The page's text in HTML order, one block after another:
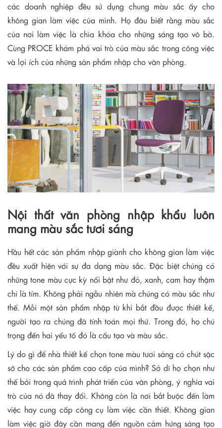
các doanh nghiệp đều sử dụng chung màu sắc ấy cho
không gian làm việc của mình. Họ đâu biết rằng màu sắc
của nơi làm việc là chìa khóa cho những sáng tạo vô bờ.
Cùng PROCE khám phá vai trò của màu sắc trong công việc
và lợi ích của những sản phẩm nhập cho văn phòng.
Nội thất văn phòng nhập khẩu luôn
mang màu sắc tươi sáng
Hầu hết các sản phẩm nhập giành cho không gian làm việc
đều xuất hiện với sự đa dạng màu sắc. Đặc biệt chúng có
những tone màu cực kỳ nổi bật như đỏ, xanh, cam hay thậm
chí là tím. Không phải ngẫu nhiên mà chúng có màu sắc như
thế. Mỗi một sản phẩm nhập từ khi bắt đầu được thiết kế,
người tạo ra chúng đã tính toán mọi thứ. Trong đó, họ chú
trọng đến hai yếu tố đó là cấu tạo và màu sắc.
Lý do gì để nhà thiết kế chọn tone màu tươi sáng có chút sặc
sỡ cho các sản phẩm cao cấp của mình? Sở dĩ họ chọn như
thế bởi trong quá trình phát triển của văn phòng, ý nghĩa vai
trò của nó đã thay đổi. Không còn là nơi bắt buộc đến làm
việc hay cung cấp công cụ làm việc cần thiết. Không gian
làm việc giờ đây cần mang đến nguồn cảm hứng sáng tạo